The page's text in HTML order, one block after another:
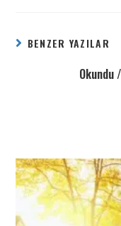
BENZER YAZILAR
Okundu